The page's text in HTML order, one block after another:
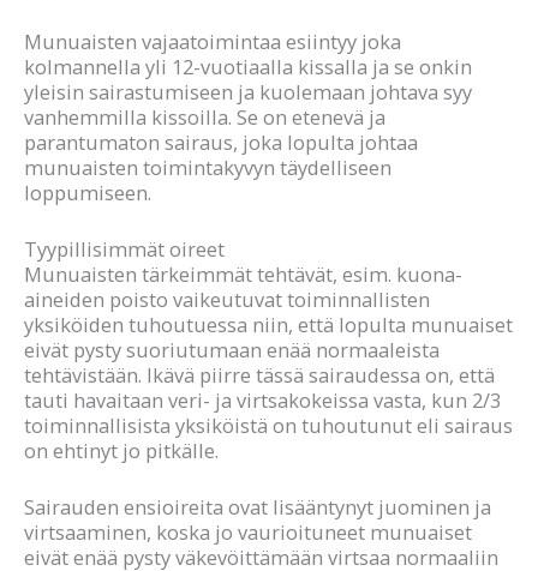
Munuaisten vajaatoimintaa esiintyy joka
kolmannella yli 12-vuotiaalla kissalla ja se onkin
yleisin sairastumiseen ja kuolemaan johtava syy
vanhemmilla kissoilla. Se on etenevä ja
parantumaton sairaus, joka lopulta johtaa
munuaisten toimintakyvyn täydelliseen
loppumiseen.
Tyypillisimmät oireet
Munuaisten tärkeimmät tehtävät, esim. kuona-
aineiden poisto vaikeutuvat toiminnallisten
yksiköiden tuhoutuessa niin, että lopulta munuaiset
eivät pysty suoriutumaan enää normaaleista
tehtävistään. Ikävä piirre tässä sairaudessa on, että
tauti havaitaan veri- ja virtsakokeissa vasta, kun 2/3
toiminnallisista yksiköistä on tuhoutunut eli sairaus
on ehtinyt jo pitkälle.
Sairauden ensioireita ovat lisääntynyt juominen ja
virtsaaminen, koska jo vaurioituneet munuaiset
eivät enää pysty väkevöittämään virtsaa normaaliin